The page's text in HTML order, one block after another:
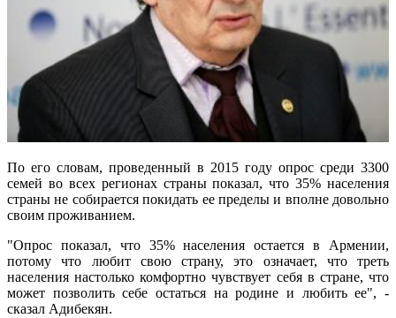
По его словам, проведенный в 2015 году опрос среди 3300
семей во всех регионах страны показал, что 35% населения
страны не собирается покидать ее пределы и вполне довольно
своим проживанием.
"Опрос показал, что 35% населения остается в Армении,
потому что любит свою страну, это означает, что треть
населения настолько комфортно чувствует себя в стране, что
может позволить себе остаться на родине и любить ее", -
сказал Адибекян.